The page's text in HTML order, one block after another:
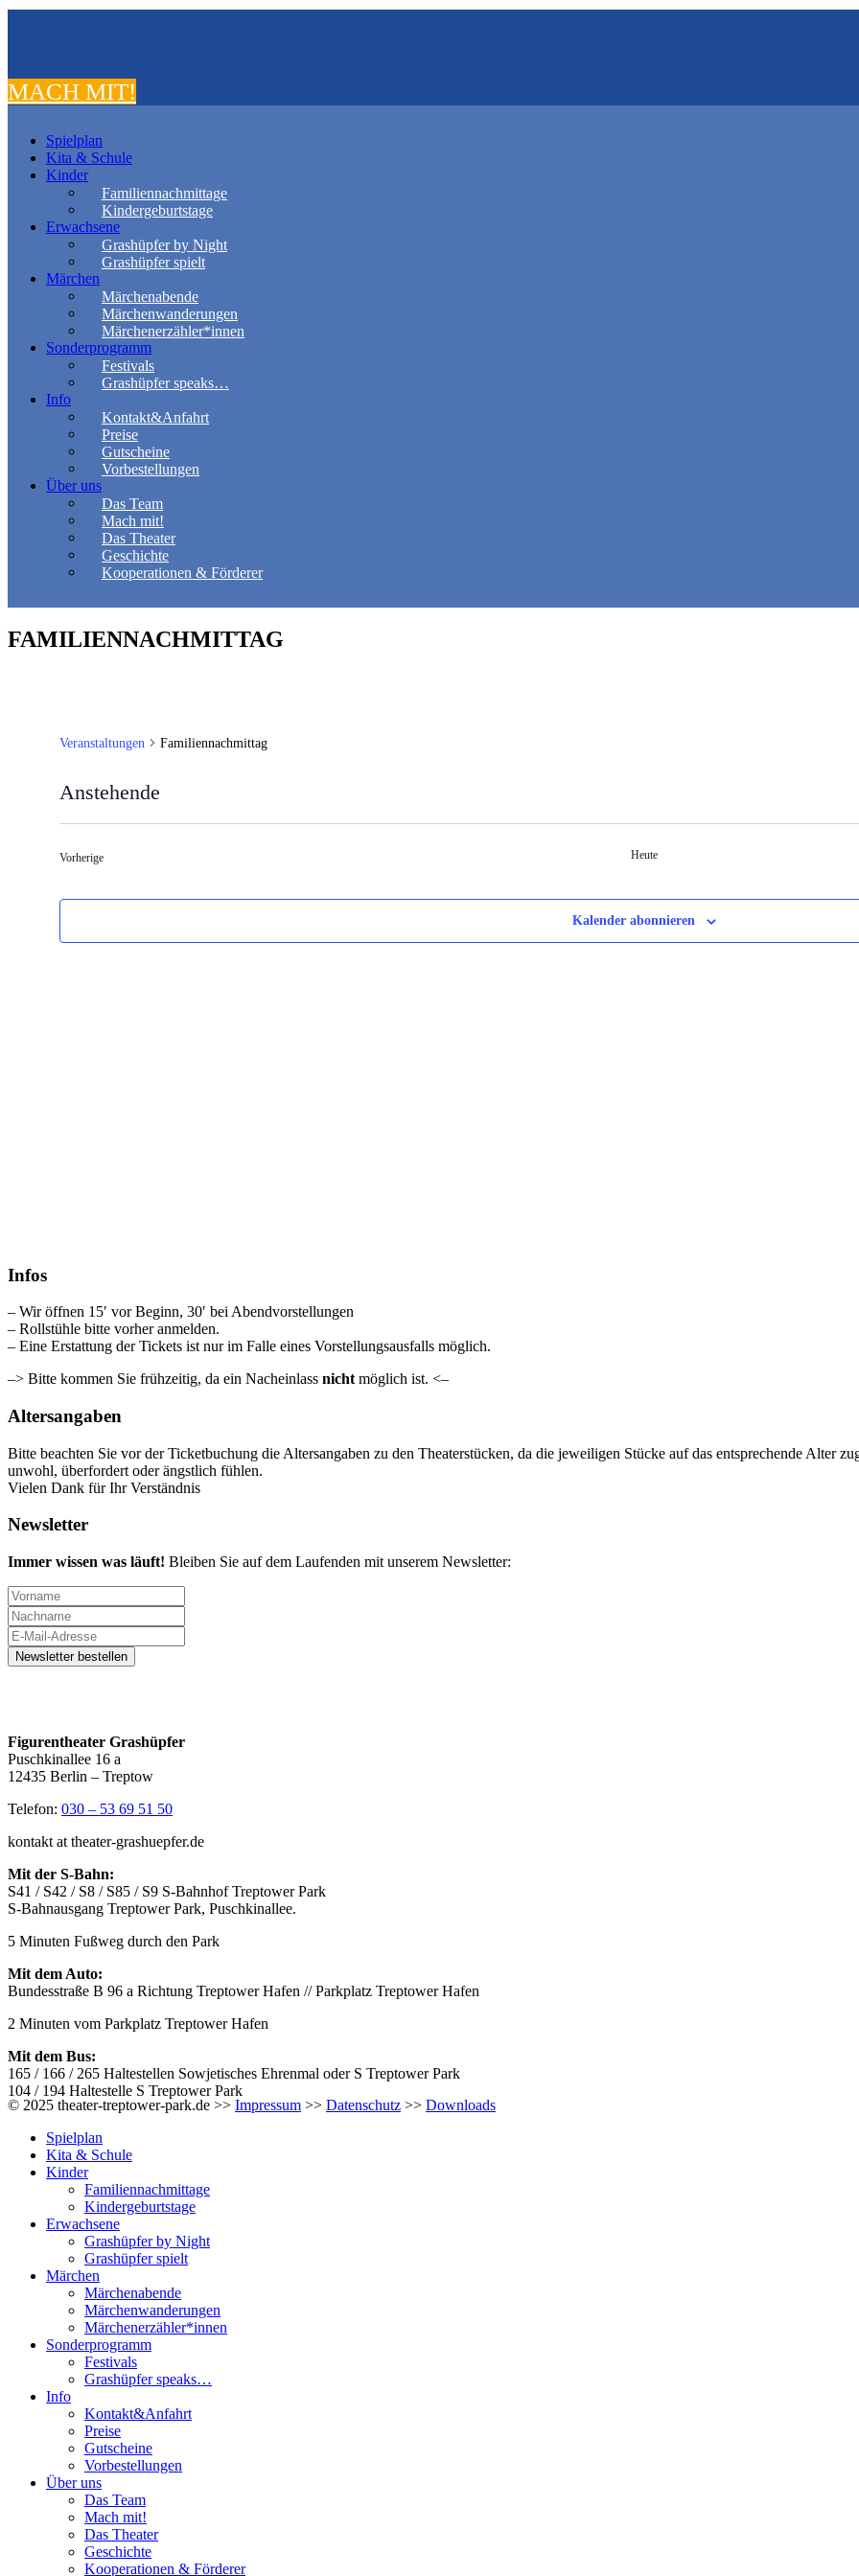
MACH MIT!
Spielplan
Kita & Schule
Kinder
Familiennachmittage
Kindergeburtstage
Erwachsene
Grashüpfer by Night
Grashüpfer spielt
Märchen
Märchenabende
Märchenwanderungen
Märchenerzähler*innen
Sonderprogramm
Festivals
Grashüpfer speaks…
Info
Kontakt&Anfahrt
Preise
Gutscheine
Vorbestellungen
Über uns
Das Team
Mach mit!
Das Theater
Geschichte
Kooperationen & Förderer
FAMILIENNACHMITTAG
Veranstaltungen Familiennachmittag
Anstehende
VorherigeVeranstaltungen Heute
Kalender abonnieren
Infos
– Wir öffnen 15′ vor Beginn, 30′ bei Abendvorstellungen
– Rollstühle bitte vorher anmelden.
– Eine Erstattung der Tickets ist nur im Falle eines Vorstellungsausfalls möglich.
–> Bitte kommen Sie frühzeitig, da ein Nacheinlass nicht möglich ist. <–
Altersangaben
Bitte beachten Sie vor der Ticketbuchung die Altersangaben zu den Theaterstücken, da die jeweiligen Stücke auf das entsprechende Alter
unwohl, überfordert oder ängstlich fühlen.
Vielen Dank für Ihr Verständnis
Newsletter
Immer wissen was läuft! Bleiben Sie auf dem Laufenden mit unserem Newsletter:
Figurentheater Grashüpfer
Puschkinallee 16 a
12435 Berlin – Treptow
Telefon: 030 – 53 69 51 50
kontakt at theater-grashuepfer.de
Mit der S-Bahn:
S41 / S42 / S8 / S85 / S9 S-Bahnhof Treptower Park
S-Bahnausgang Treptower Park, Puschkinallee.
5 Minuten Fußweg durch den Park
Mit dem Auto:
Bundesstraße B 96 a Richtung Treptower Hafen // Parkplatz Treptower Hafen
2 Minuten vom Parkplatz Treptower Hafen
Mit dem Bus:
165 / 166 / 265 Haltestellen Sowjetisches Ehrenmal oder S Treptower Park
104 / 194 Haltestelle S Treptower Park
© 2025 theater-treptower-park.de >> Impressum >> Datenschutz >> Downloads
Spielplan
Kita & Schule
Kinder
Familiennachmittage
Kindergeburtstage
Erwachsene
Grashüpfer by Night
Grashüpfer spielt
Märchen
Märchenabende
Märchenwanderungen
Märchenerzähler*innen
Sonderprogramm
Festivals
Grashüpfer speaks…
Info
Kontakt&Anfahrt
Preise
Gutscheine
Vorbestellungen
Über uns
Das Team
Mach mit!
Das Theater
Geschichte
Kooperationen & Förderer